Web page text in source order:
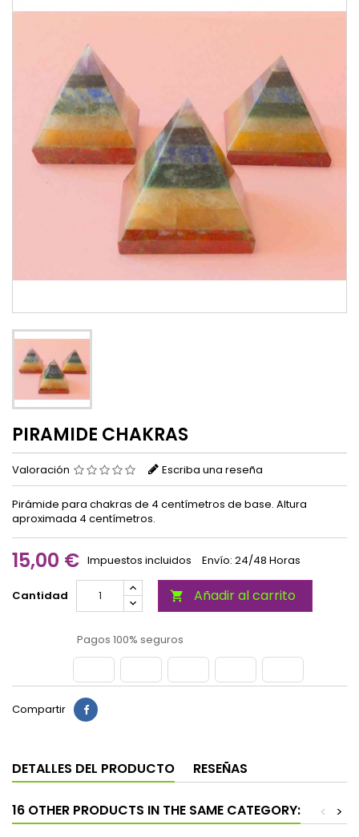
PIRAMIDE CHAKRAS
Valoración Escriba una reseña
Pirámide para chakras de 4 centímetros de base. Altura
aproximada 4 centímetros.
15,00 € Impuestos incluidos Envío: 24/48 Horas
Cantidad  Añadir al carrito
Pagos 100% seguros
Compartir
DETALLES DEL PRODUCTO RESEÑAS
16 OTHER PRODUCTS IN THE SAME CATEGORY: >
<